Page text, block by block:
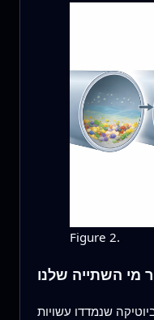
Figure 2.
מי השתייה שלנו
שנמדדו עשויות